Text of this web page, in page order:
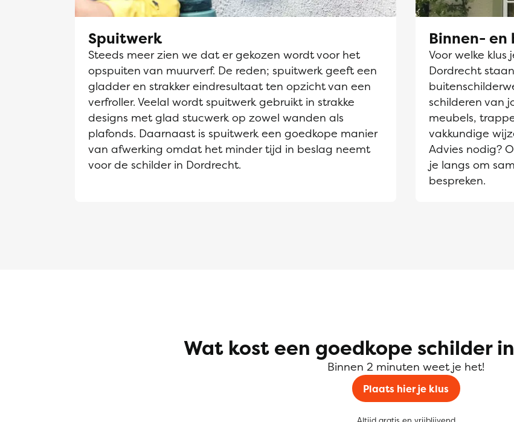
Spuitwerk
Steeds meer zien we dat er gekozen wordt voor het
opspuiten van muurverf. De reden; spuitwerk geeft een
gladder en strakker eindresultaat ten opzicht van een
verfroller. Veelal wordt spuitwerk gebruikt in strakke
designs met glad stucwerk op zowel wanden als
plafonds. Daarnaast is spuitwerk een goedkope manier
van afwerking omdat het minder tijd in beslag neemt
voor de schilder in Dordrecht.
Binnen-
Voor welke
Dordrecht
schilderen van
meubels,
vakkundige
Advies nodig?
je langs om
bespreken.
Wat kost een goedkope schilder
Binnen 2 minuten weet je het!
Plaats hier je klus